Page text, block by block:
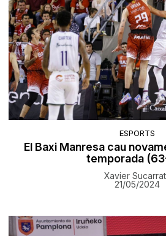
ESPORTS
El Baxi Manresa cau
temporada
Xavier
21/05/2024